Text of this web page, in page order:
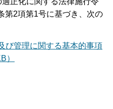
第2項第1号に基づき、次の
び管理に関する基本的事項
）